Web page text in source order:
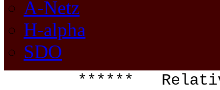
A-Netz
H-alpha
SDO
******